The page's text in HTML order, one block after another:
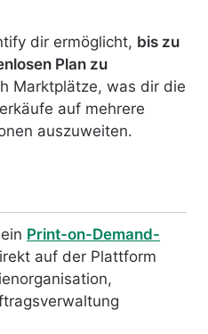
dir ermöglicht, bis zu
Plan zu
Marktplätze, was dir die
auf mehrere
auszuweiten.
Print-on-Demand-
auf der Plattform